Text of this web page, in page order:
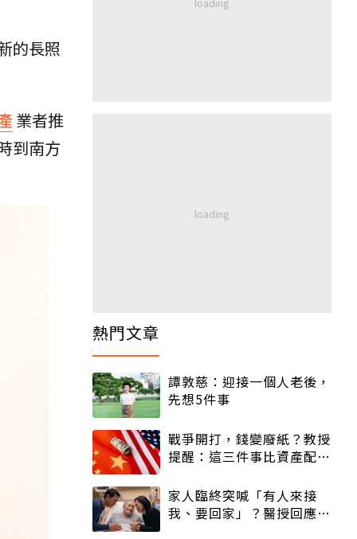
的長照
業者推
到南方
熱門文章
譚敦慈：迎接一個人老後，
先想5件事
戰爭開打，錢變廢紙？教授
提醒：這三件事比資產配置
家人臨終突喊「有人來接
我、要回家」？醫授回應方